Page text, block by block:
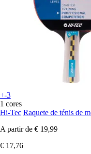
+-3
1 cores
Hi-Tec Raquete de ténis de
A partir de € 19,99
€ 17,76